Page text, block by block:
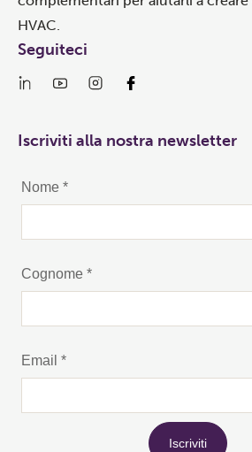
HVAC.
Seguiteci
Iscriviti alla nostra newsletter